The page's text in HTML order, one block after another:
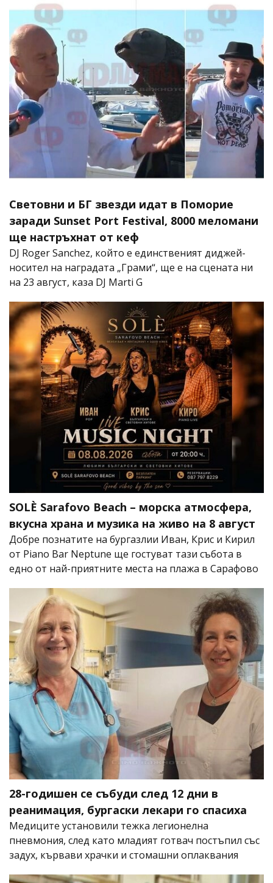
Световни и БГ звезди идат в Поморие
заради Sunset Port Festival, 8000 меломани
ще настръхнат от кеф
DJ Roger Sanchez, който е единственият диджей-
носител на наградата „Грами“, ще е на сцената ни
на 23 август, каза DJ Marti G
SOLÈ Sarafovo Beach – морска атмосфера,
вкусна храна и музика на живо на 8 август
Добре познатите на бургазлии Иван, Крис и Кирил
от Piano Bar Neptune ще гостуват тази събота в
едно от най-приятните места на плажа в Сарафово
28-годишен се събуди след 12 дни в
реанимация, бургаски лекари го спасиха
Медиците установили тежка легионелна
пневмония, след като младият готвач постъпил със
задух, кървави храчки и стомашни оплаквания